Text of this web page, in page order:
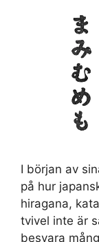
I början av
på hur
hiragana,
tvivel inte är
besvara